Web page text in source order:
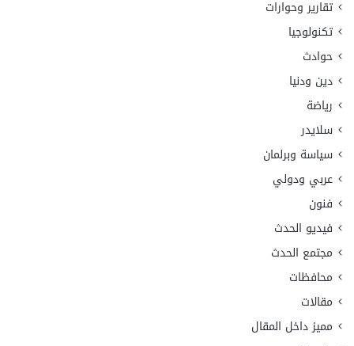
تقارير وحوارات
تكنولوجيا
حوادث
دين ودنيا
رياضة
سلايدر
سياسة وبرلمان
عربي ودولي
فنون
فيديو الحدث
مجتمع الحدث
محافظات
مقالات
مميز داخل المقال